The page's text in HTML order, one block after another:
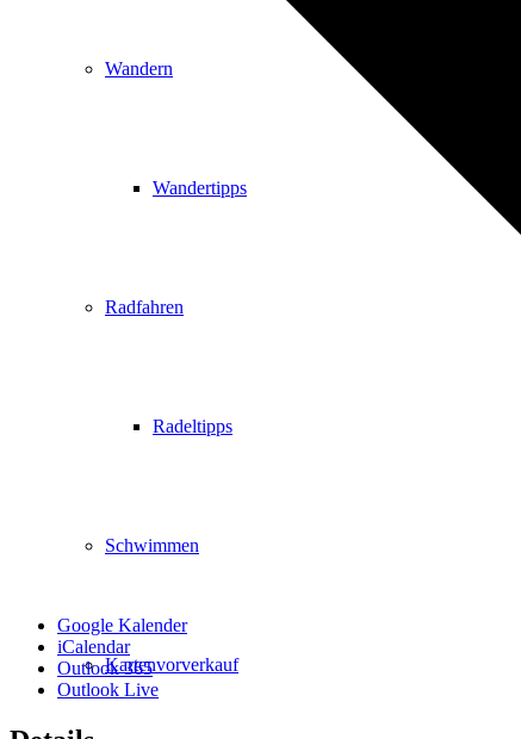
Wandern
Wandertipps
Radfahren
Radeltipps
Schwimmen
Kartenvorverkauf
Google Kalender
iCalendar
Outlook 365
Outlook Live